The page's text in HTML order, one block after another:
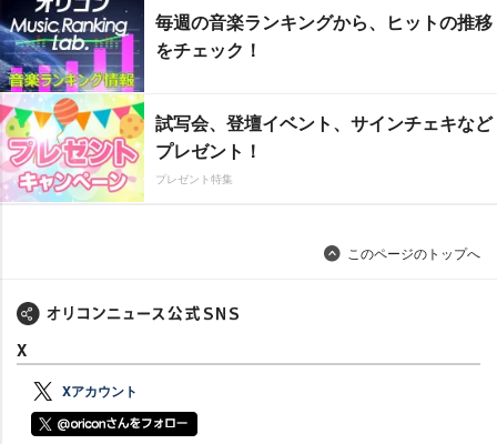
毎週の音楽ランキングから、ヒットの推移
をチェック！
試写会、登壇イベント、サインチェキなど
プレゼント！
プレゼント特集
このページのトップへ
X
Xアカウント